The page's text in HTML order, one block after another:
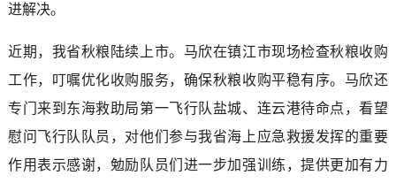
进解决。
近期，我省秋粮陆续上市。马欣在镇江市现场检查秋粮收购
工作，叮嘱优化收购服务，确保秋粮收购平稳有序。马欣还
专门来到东海救助局第一飞行队盐城、连云港待命点，看望
慰问飞行队队员，对他们参与我省海上应急救援发挥的重要
作用表示感谢，勉励队员们进一步加强训练，提供更加有力